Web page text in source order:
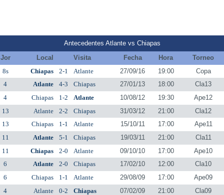
Antecedentes Atlante vs Chiapas
Jor
Local Visita Fecha Hora
Torneo
8s
Chiapas 2-1 Atlante 27/09/16 19:00
Copa
4
Atlante 4-3 Chiapas 27/01/13 18:00
Cla13
4
Chiapas 1-2 Atlante 10/08/12 19:30
Ape12
13
Atlante 2-2 Chiapas 31/03/12 21:00
Cla12
13
Chiapas 1-1 Atlante 15/10/11 17:00
Ape11
11
Atlante 5-1 Chiapas 19/03/11 21:00
Cla11
11
Chiapas 2-0 Atlante 09/10/10 17:00
Ape10
6
Atlante 2-0 Chiapas 17/02/10 12:00
Cla10
6
Chiapas 1-1 Atlante 29/08/09 17:00
Ape09
4
Atlante 0-2 Chiapas 07/02/09 21:00
Cla09